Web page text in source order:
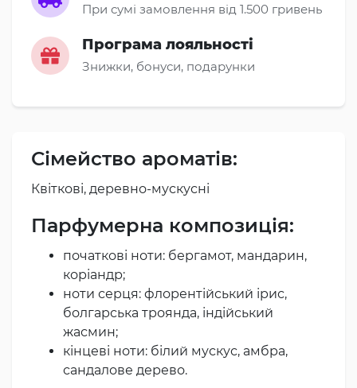
При сумі замовлення від 1.500 гривень
Програма лояльності
Знижки, бонуси, подарунки
Сімейство ароматів:
Квіткові, деревно-мускусні
Парфумерна композиція:
початкові ноти: бергамот, мандарин,
коріандр;
ноти серця: флорентійський ірис,
болгарська троянда, індійський
жасмин;
кінцеві ноти: білий мускус, амбра,
сандалове дерево.